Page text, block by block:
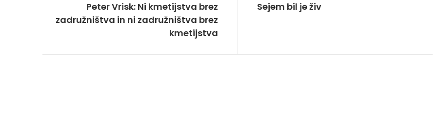
Peter Vrisk: Ni kmetijstva brez
zadružništva in ni zadružništva brez
kmetijstva
Sejem bil je živ